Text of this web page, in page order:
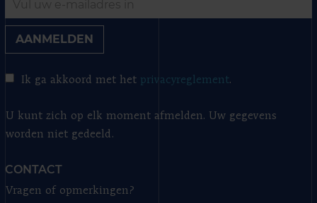
AANMELDEN
Ik ga akkoord met het privacyreglement.
U kunt zich op elk moment afmelden. Uw gegevens
worden niet gedeeld.
CONTACT
Vragen of opmerkingen?